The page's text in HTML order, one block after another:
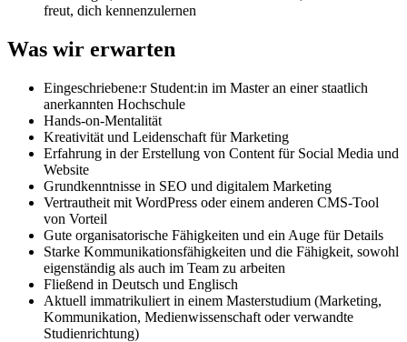
freut, dich kennenzulernen
Was wir erwarten
Eingeschriebene:r Student:in im Master an einer staatlich
anerkannten Hochschule
Hands-on-Mentalität
Kreativität und Leidenschaft für Marketing
Erfahrung in der Erstellung von Content für Social Media und
Website
Grundkenntnisse in SEO und digitalem Marketing
Vertrautheit mit WordPress oder einem anderen CMS-Tool
von Vorteil
Gute organisatorische Fähigkeiten und ein Auge für Details
Starke Kommunikationsfähigkeiten und die Fähigkeit, sowohl
eigenständig als auch im Team zu arbeiten
Fließend in Deutsch und Englisch
Aktuell immatrikuliert in einem Masterstudium (Marketing,
Kommunikation, Medienwissenschaft oder verwandte
Studienrichtung)